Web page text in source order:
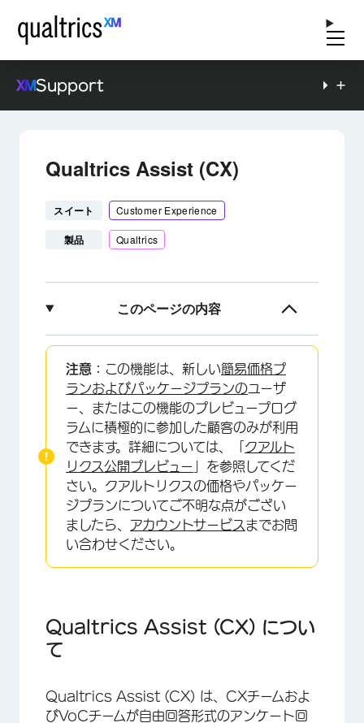
Support
Qualtrics Assist (CX)
スイート Customer Experience
製品 Qualtrics
このページの内容
Qualtrics Assist (CX) について
Qualtrics Assist (CX) の要件
CXダッシュボードへのQualtrics Assistの追
Qualtrics Assist (CX) の使用
Qualtrics Assist (CX) のトラブルシューティ
ング
注意： この機能は、新しい簡易価格プ
ランおよびパッケージプランのユーザ
ー、またはこの機能のプレビュープログ
ラムに積極的に参加した顧客のみが利用
できます。詳細については、「 クアルト
リクス公開プレビュー 」を参照してくだ
さい。クアルトリクスの価格やパッケー
ジプランについてご不明な点がござい
ましたら、 アカウントサービス までお問
い合わせください。
Qualtrics Assist (CX) につい
て
Qualtrics Assist (CX) は、CXチームおよ
びVoCチームが自由回答形式のアンケート回